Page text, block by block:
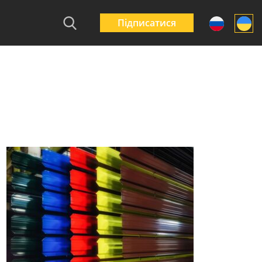
терміну
паркану
захисники великого
міста
Підписатися